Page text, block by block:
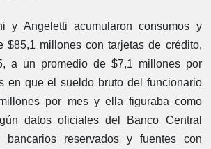
y Angeletti acumularon consumos y
$85,1 millones con tarjetas de crédito,
a un promedio de $7,1 millones por
en que el sueldo bruto del funcionario
por mes y ella figuraba como
datos oficiales del Banco Central
bancarios reservados y fuentes con